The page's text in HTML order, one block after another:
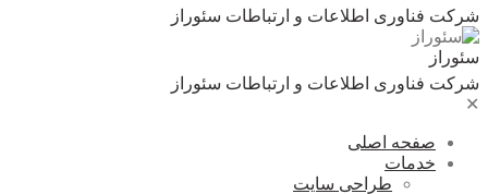
شرکت فناوری اطلاعات و ارتباطات سئوراز
سئوراز
شرکت فناوری اطلاعات و ارتباطات سئوراز
✕
صفحه اصلی
خدمات
طراحی سایت